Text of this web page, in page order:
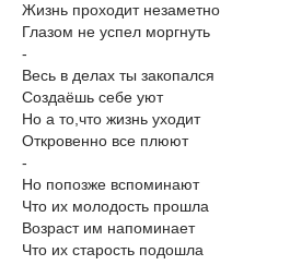
Жизнь проходит незаметно
Глазом не успел моргнуть
-
Весь в делах ты закопался
Создаёшь себе уют
Но а то,что жизнь уходит
Откровенно все плюют
-
Но попозже вспоминают
Что их молодость прошла
Возраст им напоминает
Что их старость подошла